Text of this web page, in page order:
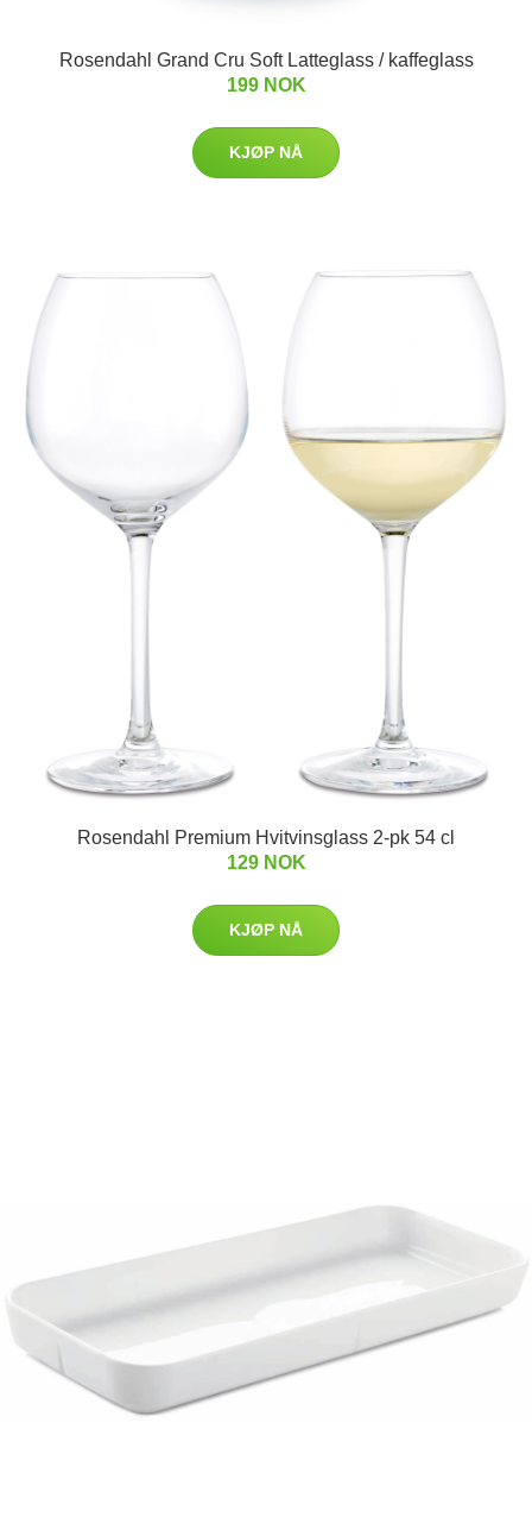
Rosendahl Grand Cru Soft Latteglass / kaffeglass
199 NOK
KJØP NÅ
Rosendahl Premium Hvitvinsglass 2-pk 54 cl
129 NOK
KJØP NÅ